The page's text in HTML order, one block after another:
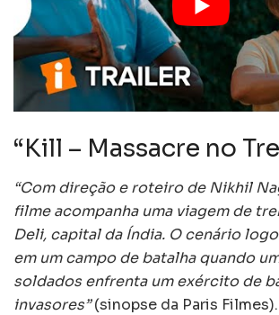
“Kill – Massacre no
“Com direção e roteiro de Nikhil
filme acompanha uma viagem de
Deli, capital da Índia. O cenário
em um campo de batalha quando
soldados enfrenta um exército de
invasores”(sinopse da Paris Filmes).